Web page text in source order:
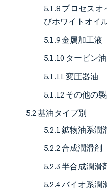
5.1.8 プロセス
びホワイトオイ
5.1.9 金属加工液
5.1.10 タービン油
5.1.11 変圧器油
5.1.12 その他の
5.2 基油タイプ別
5.2.1 鉱物油系潤
5.2.2 合成潤滑剤
5.2.3 半合成潤滑
5.2.4 バイオ系潤